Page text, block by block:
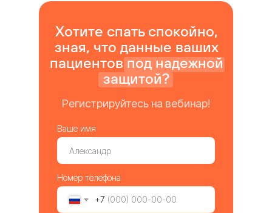
Регистрируйтесь на вебинар!
Хотите спать спокойно,
зная, что данные ваших
пациентов под надежной
защитой?
Ваше имя
Номер телефона
+7